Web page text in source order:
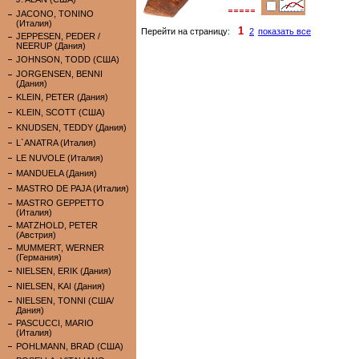
JACONO, TONINO
(Италия)
JEPPESEN, PEDER /
NEERUP (Дания)
JOHNSON, TODD (США)
JORGENSEN, BENNI
(Дания)
KLEIN, PETER (Дания)
KLEIN, SCOTT (США)
KNUDSEN, TEDDY (Дания)
L`ANATRA (Италия)
LE NUVOLE (Италия)
MANDUELA (Дания)
MASTRO DE PAJA (Италия)
MASTRO GEPPETTO
(Италия)
MATZHOLD, PETER
(Австрия)
MUMMERT, WERNER
(Германия)
NIELSEN, ERIK (Дания)
NIELSEN, KAI (Дания)
NIELSEN, TONNI (США/
Дания)
PASCUCCI, MARIO
(Италия)
POHLMANN, BRAD (США)
Перейти на страницу: 1 2 показать все